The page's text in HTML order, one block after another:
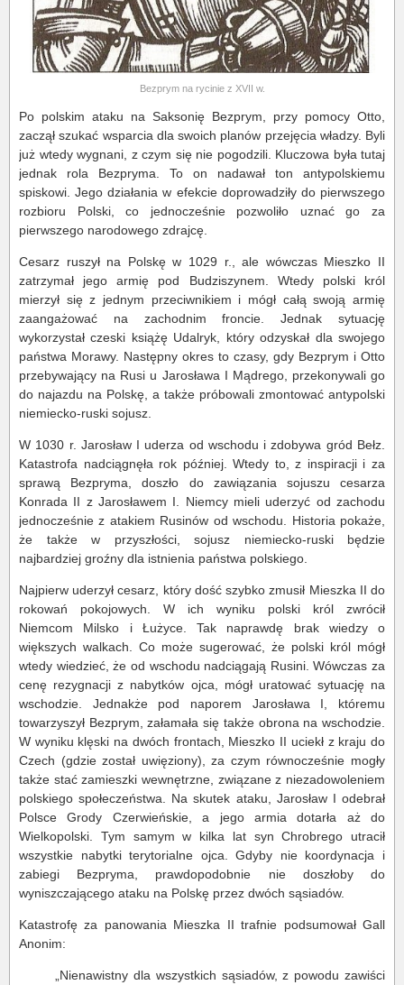
Bezprym na rycinie z XVII w.
Po polskim ataku na Saksonię Bezprym, przy pomocy Otto,
zaczął szukać wsparcia dla swoich planów przejęcia władzy. Byli
już wtedy wygnani, z czym się nie pogodzili. Kluczowa była tutaj
jednak rola Bezpryma. To on nadawał ton antypolskiemu
spiskowi. Jego działania w efekcie doprowadziły do pierwszego
rozbioru Polski, co jednocześnie pozwoliło uznać go za
pierwszego narodowego zdrajcę.
Cesarz ruszył na Polskę w 1029 r., ale wówczas Mieszko II
zatrzymał jego armię pod Budziszynem. Wtedy polski król
mierzył się z jednym przeciwnikiem i mógł całą swoją armię
zaangażować na zachodnim froncie. Jednak sytuację
wykorzystał czeski książę Udalryk, który odzyskał dla swojego
państwa Morawy. Następny okres to czasy, gdy Bezprym i Otto
przebywający na Rusi u Jarosława I Mądrego, przekonywali go
do najazdu na Polskę, a także próbowali zmontować antypolski
niemiecko-ruski sojusz.
W 1030 r. Jarosław I uderza od wschodu i zdobywa gród Bełz.
Katastrofa nadciągnęła rok później. Wtedy to, z inspiracji i za
sprawą Bezpryma, doszło do zawiązania sojuszu cesarza
Konrada II z Jarosławem I. Niemcy mieli uderzyć od zachodu
jednocześnie z atakiem Rusinów od wschodu. Historia pokaże,
że także w przyszłości, sojusz niemiecko-ruski będzie
najbardziej groźny dla istnienia państwa polskiego.
Najpierw uderzył cesarz, który dość szybko zmusił Mieszka II do
rokowań pokojowych. W ich wyniku polski król zwrócił
Niemcom Milsko i Łużyce. Tak naprawdę brak wiedzy o
większych walkach. Co może sugerować, że polski król mógł
wtedy wiedzieć, że od wschodu nadciągają Rusini. Wówczas za
cenę rezygnacji z nabytków ojca, mógł uratować sytuację na
wschodzie. Jednakże pod naporem Jarosława I, któremu
towarzyszył Bezprym, załamała się także obrona na wschodzie.
W wyniku klęski na dwóch frontach, Mieszko II uciekł z kraju do
Czech (gdzie został uwięziony), za czym równocześnie mogły
także stać zamieszki wewnętrzne, związane z niezadowoleniem
polskiego społeczeństwa. Na skutek ataku, Jarosław I odebrał
Polsce Grody Czerwieńskie, a jego armia dotarła aż do
Wielkopolski. Tym samym w kilka lat syn Chrobrego utracił
wszystkie nabytki terytorialne ojca. Gdyby nie koordynacja i
zabiegi Bezpryma, prawdopodobnie nie doszłoby do
wyniszczającego ataku na Polskę przez dwóch sąsiadów.
Katastrofę za panowania Mieszka II trafnie podsumował Gall
Anonim:
„Nienawistny dla wszystkich sąsiadów, z powodu zawiści